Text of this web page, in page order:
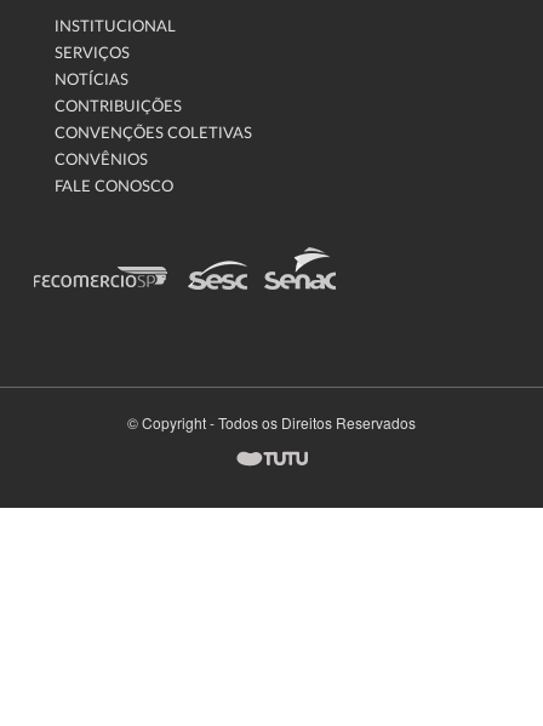
INSTITUCIONAL
SERVIÇOS
NOTÍCIAS
CONTRIBUIÇÕES
CONVENÇÕES COLETIVAS
CONVÊNIOS
FALE CONOSCO
© Copyright - Todos os Direitos Reservados